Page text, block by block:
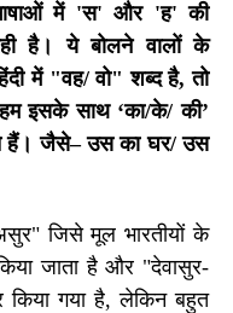
में 'स' और 'ह'की
है। ये बोलने वालों के
में "वह/ वो" शब्द है, तो
इसके साथ ‘का/के/ की’
हैं। जैसे– उस का घर/ उस
जिसे मूल भारतीयों के
जाता है और "देवासुर-
किया गया है, लेकिन बहुत